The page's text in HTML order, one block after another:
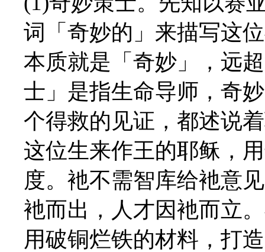
词「奇妙的」来描写这
本质就是「奇妙」，远
士」是指生命导师，奇
个得救的见证，都述说
这位生来作王的耶稣，
度。衪不需智库给衪意
衪而出，人才因衪而立
用破铜烂铁的材料，打